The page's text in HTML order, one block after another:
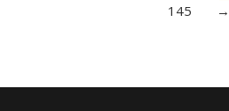
145
→